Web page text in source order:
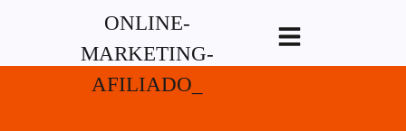
G-XVBZZCFH00pub-
5970489886047746AW-17954400846.